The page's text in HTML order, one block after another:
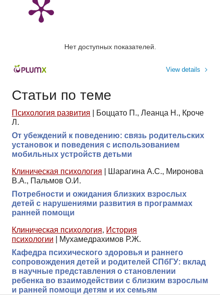
Нет доступных показателей.
View details
Статьи по теме
Психология развития
Боццато П., Леанца Н., Кроче
Л.
От убеждений к поведению: связь родительских
установок и поведения с использованием
мобильных устройств детьми
Клиническая психология
Шарагина А.С., Миронова
В.А., Пальмов О.И.
Потребности и ожидания близких взрослых
детей с нарушениями развития в программах
ранней помощи
Клиническая психология, История
психологии
Мухамедрахимов Р.Ж.
Кафедра психического здоровья и раннего
сопровождения детей и родителей СПбГУ: вклад
в научные представления о становлении
ребенка во взаимодействии с близким взрослым
и ранней помощи детям и их семьям